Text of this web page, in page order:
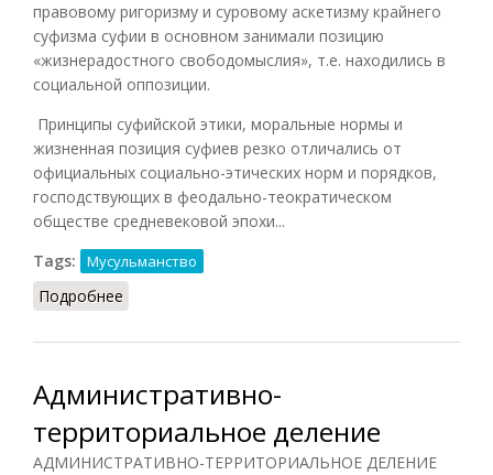
правовому ригоризму и суровому аскетизму крайнего
суфизма суфии в основном занимали позицию
«жизнерадостного свободомыслия», т.е. находились в
социальной оппозиции.
Принципы суфийской этики, моральные нормы и
жизненная позиция суфиев резко отличались от
официальных социально-этических норм и порядков,
господствующих в феодально-теократическом
обществе средневековой эпохи...
Tags:
Мусульманство
Подробнее
Административно-
территориальное деление
АДМИНИСТРАТИВНО-ТЕРРИТОРИАЛЬНОЕ ДЕЛЕНИЕ